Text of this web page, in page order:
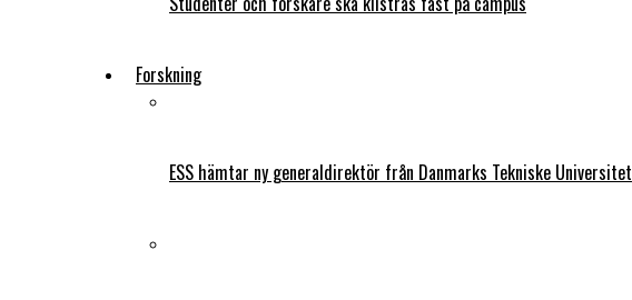
Forskning
ESS hämtar ny generaldirektör från Danmarks Tekniske Universitet